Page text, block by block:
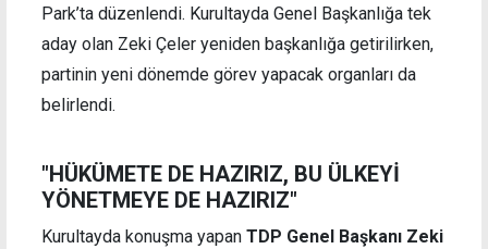
Park’ta düzenlendi. Kurultayda Genel Başkanlığa tek
aday olan Zeki Çeler yeniden başkanlığa getirilirken,
partinin yeni dönemde görev yapacak organları da
belirlendi.
"HÜKÜMETE DE HAZIRIZ, BU ÜLKEYİ
YÖNETMEYE DE HAZIRIZ"
Kurultayda konuşma yapan TDP Genel Başkanı Zeki